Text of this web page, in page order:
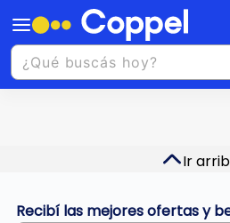
Ir
Recibí las mejores ofertas y